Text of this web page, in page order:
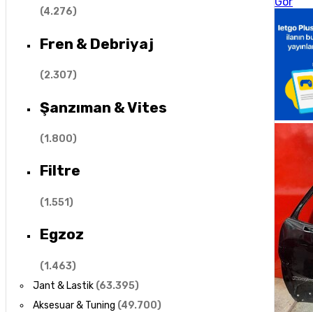
(4.276)
Fren & Debriyaj
(2.307)
Şanzıman & Vites
(1.800)
Filtre
(1.551)
Egzoz
(1.463)
Jant & Lastik (63.395)
Aksesuar & Tuning (49.700)